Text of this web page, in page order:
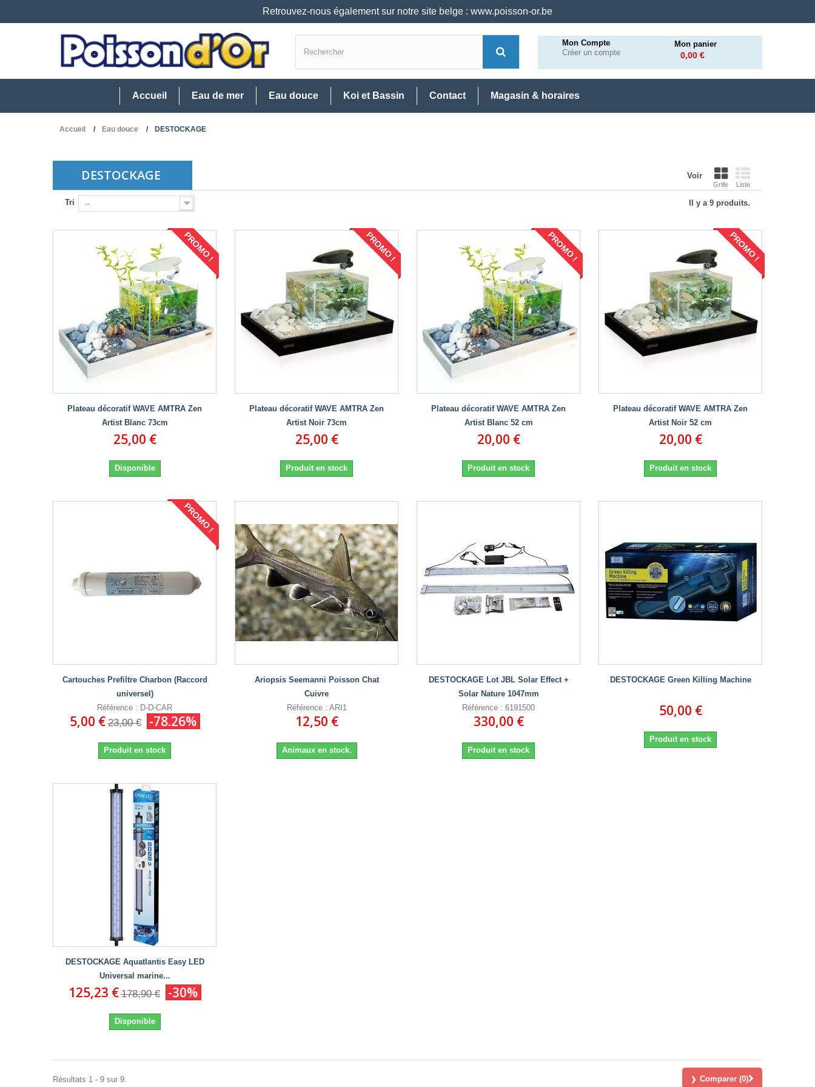
Retrouvez-nous également sur notre site belge : www.poisson-or.be
Mon Compte
Créer un compte
Mon panier
0,00 €
Accueil Eau de mer Eau douce Koi et Bassin Contact Magasin & horaires
Accueil Eau douce DESTOCKAGE
DESTOCKAGE Voir
Grille Liste
Tri -- Il y a 9 produits.
PROMO !
Plateau décoratif WAVE AMTRA Zen
Artist Blanc 73cm
25,00 €
Disponible
PROMO !
Plateau décoratif WAVE AMTRA Zen
Artist Noir 73cm
25,00 €
Produit en stock
PROMO !
Plateau décoratif WAVE AMTRA Zen
Artist Blanc 52 cm
20,00 €
Produit en stock
PROMO !
Plateau décoratif WAVE AMTRA Zen
Artist Noir 52 cm
20,00 €
Produit en stock
PROMO !
Cartouches Prefiltre Charbon (Raccord
universel)
Référence : D-D-CAR
5,00 € 23,00 € -78.26%
Produit en stock
Ariopsis Seemanni Poisson Chat
Cuivre
Référence : ARI1
12,50 €
Animaux en stock.
DESTOCKAGE Lot JBL Solar Effect +
Solar Nature 1047mm
Référence : 6191500
330,00 €
Produit en stock
DESTOCKAGE Green Killing Machine
50,00 €
Produit en stock
DESTOCKAGE Aquatlantis Easy LED
Universal marine...
125,23 € 178,90 € -30%
Disponible
Comparer (0)
Résultats 1 - 9 sur 9.